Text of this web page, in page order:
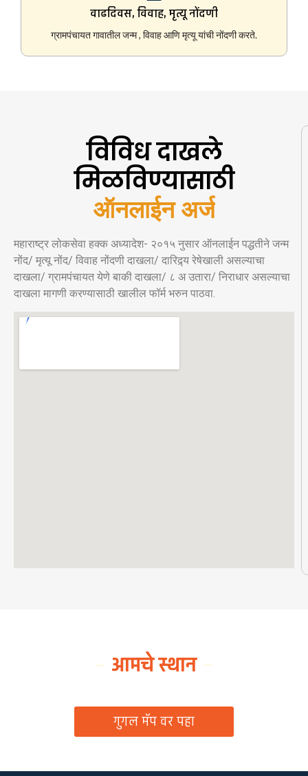
वाढदिवस, विवाह, मृत्यू नोंदणी
ग्रामपंचायत गावातील जन्म , विवाह आणि मृत्यू यांची नोंदणी करते.
विविध दाखले
मिळविण्यासाठी
ऑनलाईन अर्ज
महाराष्ट्र लोकसेवा हक्क अध्यादेश- २०१५ नुसार ऑनलाईन पद्धतीने जन्म
नोंद/ मृत्यू नोंद/ विवाह नोंदणी दाखला/ दारिद्र्य रेषेखाली असल्याचा
दाखला/ ग्रामपंचायत येणे बाकी दाखला/ ८ अ उतारा/ निराधार असल्याचा
दाखला मागणी करण्यासाठी खालील फॉर्म भरुन पाठवा.
आमचे स्थान
गुगल मॅप वर पहा